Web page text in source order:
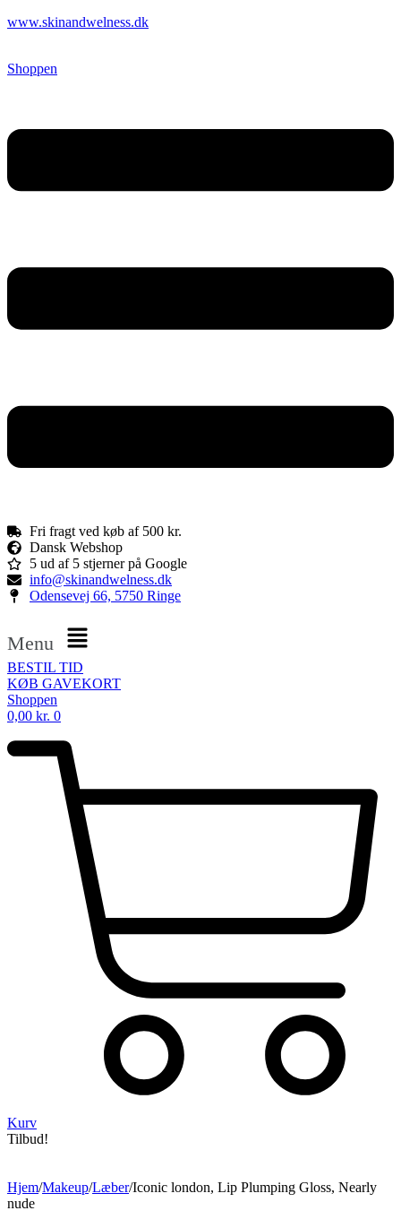
www.skinandwelness.dk
Shoppen
Fri fragt ved køb af 500 kr.
Dansk Webshop
5 ud af 5 stjerner på Google
info@skinandwelness.dk
Odensevej 66, 5750 Ringe
Menu
BESTIL TID
KØB GAVEKORT
Shoppen
0,00 kr. 0
Kurv
Tilbud!
Hjem/Makeup/Læber/Iconic london, Lip Plumping Gloss, Nearly
nude